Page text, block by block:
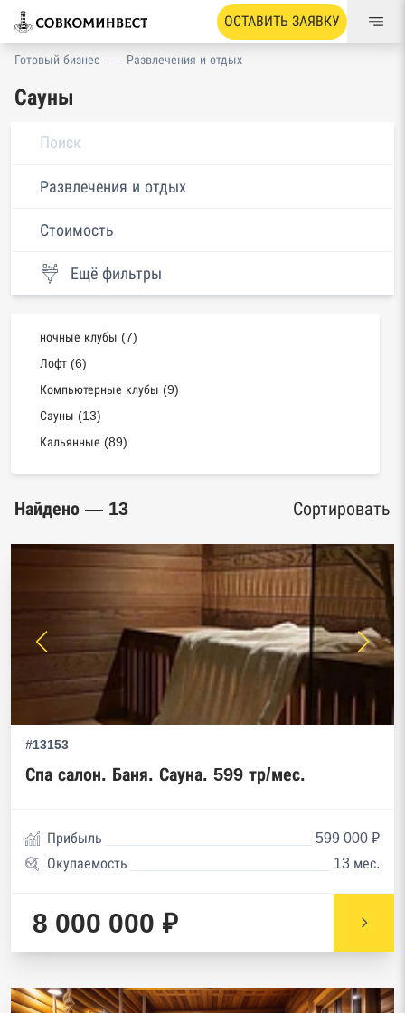
ОСТАВИТЬ ЗАЯВКУ
Готовый бизнес — Развлечения и отдых
Сауны
Развлечения и отдых
Стоимость
Ещё фильтры
ночные клубы (7)
Лофт (6)
Компьютерные клубы (9)
Сауны (13)
Кальянные (89)
Найдено — 13 Сортировать
#13153
Спа салон. Баня. Сауна. 599 тр/мес.
Прибыль
599 000 ₽
Окупаемость
13 мес.
8 000 000 ₽